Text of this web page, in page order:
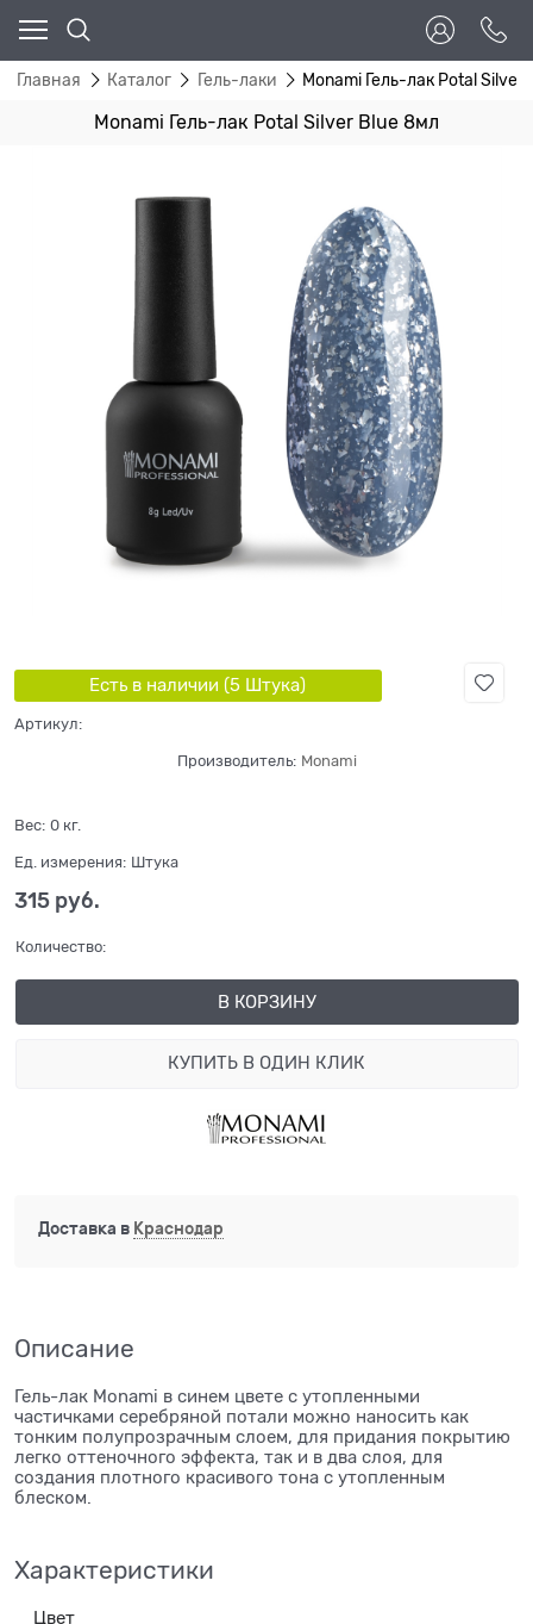
Главная Каталог Гель-лаки Monami Гель-лак Potal Silver
Monami Гель-лак Potal Silver Blue 8мл
Есть в наличии (5 Штука)
Артикул:
Производитель: Monami
Вес: 0 кг.
Ед. измерения: Штука
315 руб.
Количество:
В КОРЗИНУ
КУПИТЬ В ОДИН КЛИК
Доставка в Краснодар
Описание
Гель-лак Monami в синем цвете с утопленными
частичками серебряной потали можно наносить как
тонким полупрозрачным слоем, для придания покрытию
легко оттеночного эффекта, так и в два слоя, для
создания плотного красивого тона с утопленным
блеском.
Характеристики
Цвет